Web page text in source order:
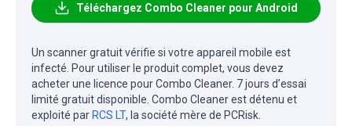
Téléchargez Combo Cleaner pour Android
Un scanner gratuit vérifie si votre appareil mobile est
infecté. Pour utiliser le produit complet, vous devez
acheter une licence pour Combo Cleaner. 7 jours d’essai
limité gratuit disponible. Combo Cleaner est détenu et
exploité par RCS LT, la société mère de PCRisk.